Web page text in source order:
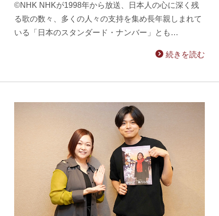
©NHK NHKが1998年から放送、日本人の心に深く残
る歌の数々、多くの人々の支持を集め長年親しまれて
いる「日本のスタンダード・ナンバー」とも…
続きを読む